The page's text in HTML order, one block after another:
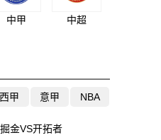
中甲 中超
西甲 意甲 NBA
金VS开拓者